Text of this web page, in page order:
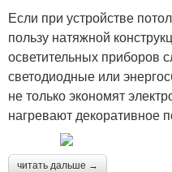
Если при устройстве
пользу натяжной
осветительных приборов
светодиодные или
не только экономят
нагревают декоративное
читать дальше →